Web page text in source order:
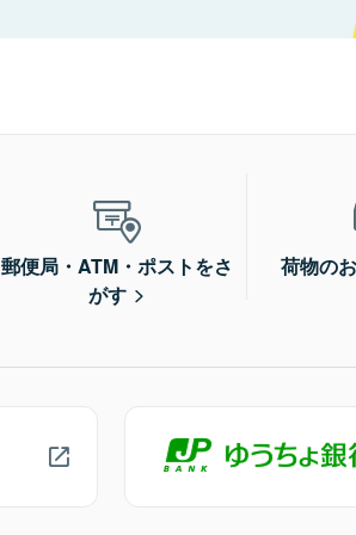
郵便局・ATM・ポストをさ
がす
荷物の